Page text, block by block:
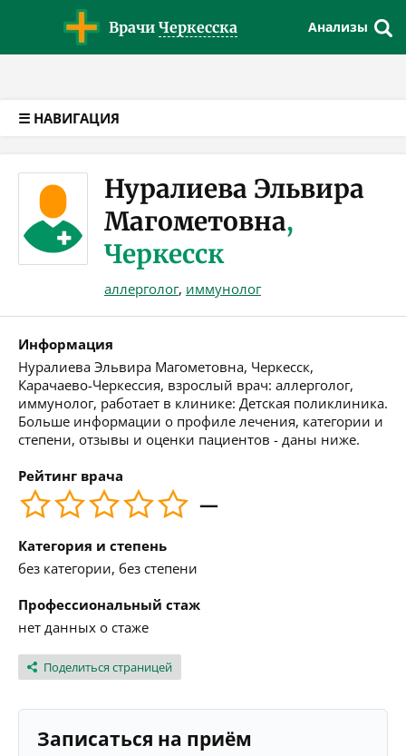
Врачи Черкесска Анализы
☰ НАВИГАЦИЯ
Нуралиева Эльвира
Магометовна,
Черкесск
аллерголог, иммунолог
Информация
Нуралиева Эльвира Магометовна, Черкесск,
Карачаево-Черкессия, взрослый врач: аллерголог,
иммунолог, работает в клинике: Детская поликлиника.
Больше информации о профиле лечения, категории и
степени, отзывы и оценки пациентов - даны ниже.
Рейтинг врача
—
Категория и степень
без категории, без степени
Профессиональный стаж
нет данных о стаже
Поделиться страницей
Записаться на приём